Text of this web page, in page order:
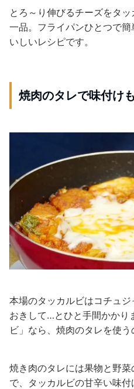
とろ～り伸びるチーズをタ
一品。フライパンひとつで
いしいレシピです。
焼肉のタレで味付け
本場のタッカルビはコチュ
おきして…とひと手間かかり
ビ」なら、焼肉のタレを使
焼き肉のタレには果物と野
で、タッカルビの甘辛い味付